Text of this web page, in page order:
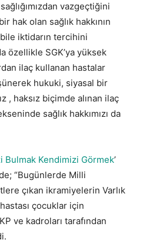
vazgeçtiğini
hak olan sağlık hakkının
iktidarın tercihini
özellikle SGK’ya yüksek
ilaç kullanan hastalar
hukuki, siyasal bir
, haksız biçimde alınan ilaç
sağlık hakkımızı da
Bulmak Kendimizi Görmek’
“Bugünlerde Milli
çıkan ikramiyelerin Varlık
çocuklar için
ve kadroları tarafından